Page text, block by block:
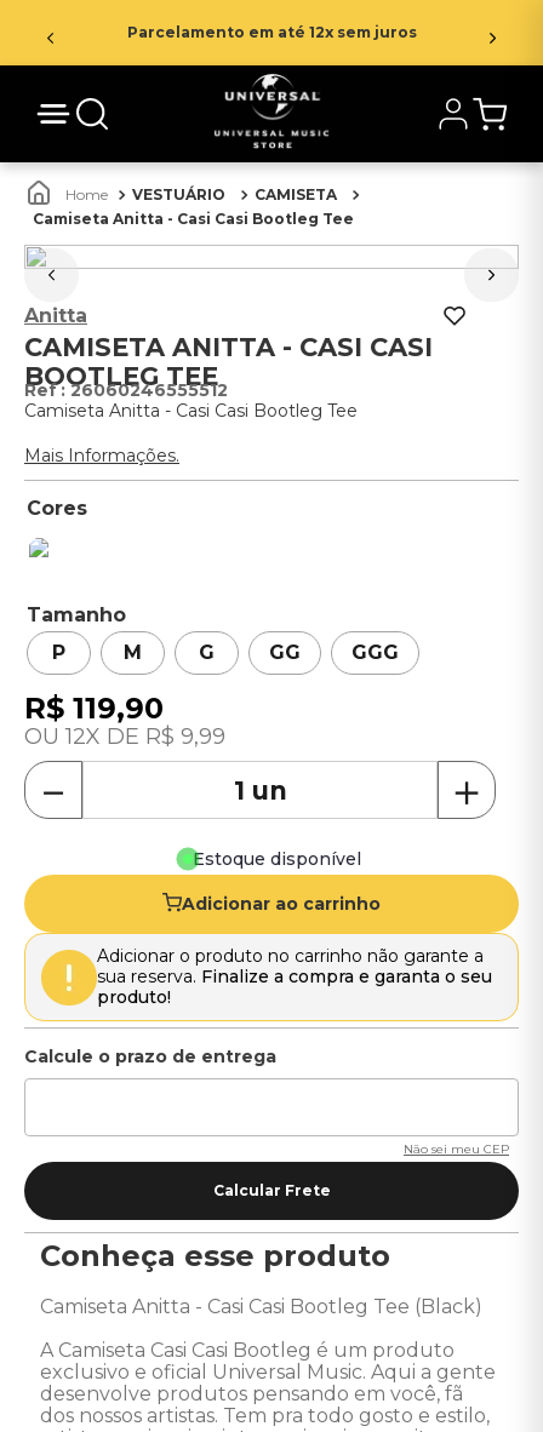
Parcelamento em até 12x sem juros
VESTUÁRIO
CAMISETA
Camiseta Anitta - Casi Casi Bootleg Tee
Anitta
CAMISETA ANITTA - CASI CASI
BOOTLEG TEE
:26060246555512
Camiseta Anitta - Casi Casi Bootleg Tee
Mais Informações.
Tamanho
P
M G GG GGG
R$ 119,90
12 R$ 9,99
＋
－
Estoque disponível
Adicionar ao carrinho
Adicionar o produto no carrinho não garante a
sua reserva. Finalize a compra e garanta o seu
produto!
Não sei meu CEP
Conheça esse produto
Camiseta Anitta - Casi Casi Bootleg Tee (Black)
A Camiseta Casi Casi Bootleg é um produto
exclusivo e oficial Universal Music. Aqui a gente
desenvolve produtos pensando em você, fã
dos nossos artistas. Tem pra todo gosto e estilo,